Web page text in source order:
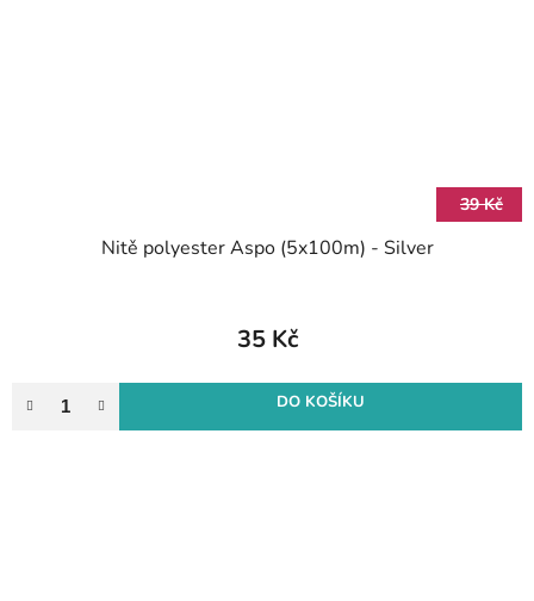
39 Kč
Nitě polyester Aspo (5x100m) - Silver
35 Kč
DO KOŠÍKU